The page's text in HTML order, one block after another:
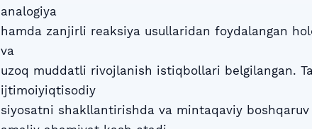
analogiya
hamda zanjirli reaksiya usullaridan foydalangan
va
uzoq muddatli rivojlanish istiqbollari belgilangan.
ijtimoiyiqtisodiy
siyosatni shakllantirishda va mintaqaviy